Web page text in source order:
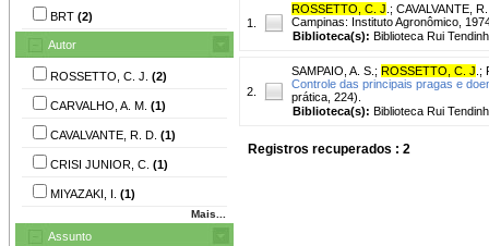
BRT (2)
Autor
ROSSETTO, C. J. (2)
CARVALHO, A. M. (1)
CAVALVANTE, R. D. (1)
CRISI JUNIOR, C. (1)
MIYAZAKI, I. (1)
Mais...
Assunto
1.
ROSSETTO, C. J ; CAVALVANTE,
Campinas: Instituto Agronômico,
Biblioteca(s): Biblioteca Rui
2.
SAMPAIO, A. S. ; ROSSETTO, C. J ;
Controle das principais pragas e
prática, 224).
Biblioteca(s): Biblioteca Rui
Registros recuperados : 2